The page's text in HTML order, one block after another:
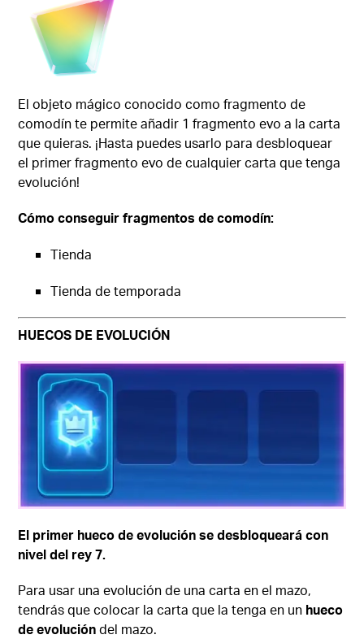
El objeto mágico conocido como fragmento de
comodín te permite añadir 1 fragmento evo a la carta
que quieras. ¡Hasta puedes usarlo para desbloquear
el primer fragmento evo de cualquier carta que tenga
evolución!
Cómo conseguir fragmentos de comodín:
Tienda
Tienda de temporada
HUECOS DE EVOLUCIÓN
El primer hueco de evolución se desbloqueará con
nivel del rey 7.
Para usar una evolución de una carta en el mazo,
tendrás que colocar la carta que la tenga en un hueco
de evolucióndel mazo.